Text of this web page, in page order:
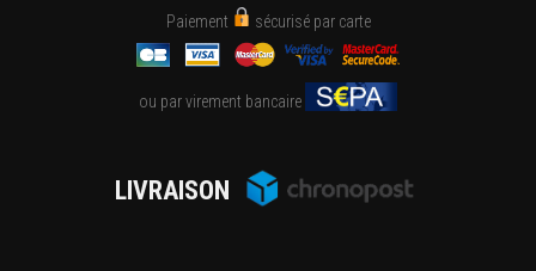
Paiement sécurisé par carte
ou par virement bancaire
LIVRAISON